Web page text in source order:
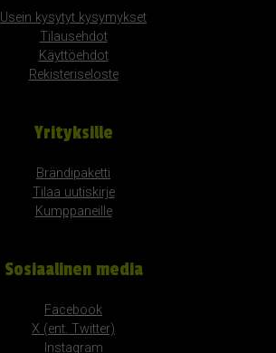
Usein kysytyt kysymykset
Tilausehdot
Käyttöehdot
Rekisteriseloste
Yrityksille
Brändipaketti
Tilaa uutiskirje
Kumppaneille
Sosiaalinen media
Facebook
X (ent. Twitter)
Instagram